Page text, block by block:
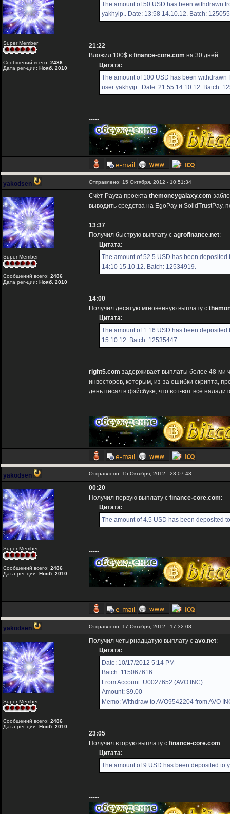
Super Member
Сообщений всего: 2486
Дата рег-ции: Нояб. 2010
The amount of 50 USD has been withdrawn
yakhyip.. Date: 13:58 14.10.12. Batch:
21:22
Вложил 100$ в finance-core.com на 30 дней:
Цитата:
The amount of 100 USD has been
user yakhyip.. Date: 21:55 14.10.12. Batch:
-----
yakodsen Отправлено: 15 Октября, 2012 - 10:51:34
Super Member
Сообщений всего: 2486
Дата рег-ции: Нояб. 2010
Счёт Payza проекта themoneygalaxy.com
выводить средства на EgoPay и SolidTrustPay,
13:37
Получил быструю выплату с agrofinance.net:
Цитата:
The amount of 52.5 USD has been deposited
14:10 15.10.12. Batch: 12534919.
14:00
Получил десятую мгновенную выплату с
Цитата:
The amount of 1.16 USD has been
15.10.12. Batch: 12535447.
right5.com задерживает выплаты более 48-ми
инвесторов, которым, из-за ошибки скрипта,
день писал в фэйсбуке, что вот-вот всё
-----
yakodsen Отправлено: 15 Октября, 2012 - 23:07:43
Super Member
Сообщений всего: 2486
Дата рег-ции: Нояб. 2010
00:20
Получил первую выплату с finance-core.com:
Цитата:
The amount of 4.5 USD has been deposited
-----
yakodsen Отправлено: 17 Октября, 2012 - 17:32:08
Super Member
Сообщений всего: 2486
Дата рег-ции: Нояб. 2010
Получил четырнадцатую выплату с avo.net:
Цитата:
Date: 10/17/2012 5:14 PM
Batch: 115067616
From Account: U0027652 (AVO INC)
Amount: $9.00
Memo: Withdraw to AVO9542204 from AVO
23:05
Получил вторую выплату с finance-core.com:
Цитата:
The amount of 9 USD has been deposited to
-----